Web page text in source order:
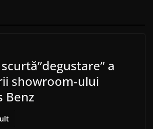
a
showroom-ului
Benz